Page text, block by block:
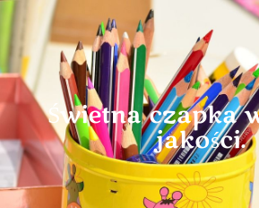
Świetna czapka
jakości.